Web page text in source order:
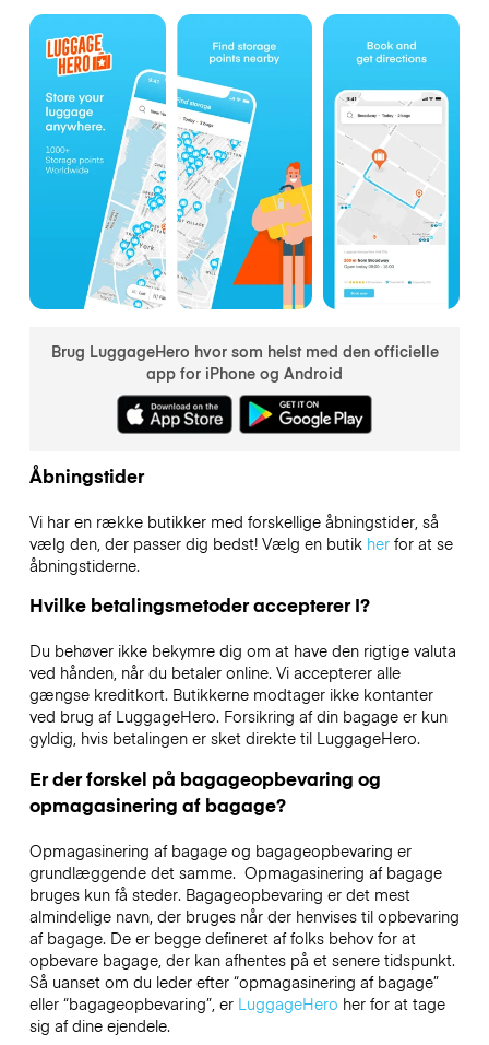
Brug LuggageHero hvor som helst med den officielle
app for iPhone og Android
Åbningstider
Vi har en række butikker med forskellige åbningstider, så
vælg den, der passer dig bedst! Vælg en butik herfor at se
åbningstiderne.
Hvilke betalingsmetoder accepterer I?
Du behøver ikke bekymre dig om at have den rigtige valuta
ved hånden, når du betaler online. Vi accepterer alle
gængse kreditkort. Butikkerne modtager ikke kontanter
ved brug af LuggageHero. Forsikring af din bagage er kun
gyldig, hvis betalingen er sket direkte til LuggageHero.
Er der forskel på bagageopbevaring og
opmagasinering af bagage?
Opmagasinering af bagage og bagageopbevaring er
grundlæggende det samme. Opmagasinering af bagage
bruges kun få steder. Bagageopbevaring er det mest
almindelige navn, der bruges når der henvises til opbevaring
af bagage. De er begge defineret af folks behov for at
opbevare bagage, der kan afhentes på et senere tidspunkt.
Så uanset om du leder efter “opmagasinering af bagage”
eller “bagageopbevaring”, erLuggageHero her for at tage
sig af dine ejendele.